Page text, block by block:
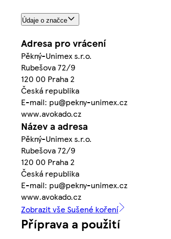
Údaje o značce
Adresa pro vrácení
Pěkný-Unimex s.r.o.
Rubešova 72/9
120 00 Praha 2
Česká republika
E-mail: pu@pekny-unimex.cz
www.avokado.cz
Název a adresa
Pěkný-Unimex s.r.o.
Rubešova 72/9
120 00 Praha 2
Česká republika
E-mail: pu@pekny-unimex.cz
www.avokado.cz
Zobrazit vše Sušené koření
Příprava a použití